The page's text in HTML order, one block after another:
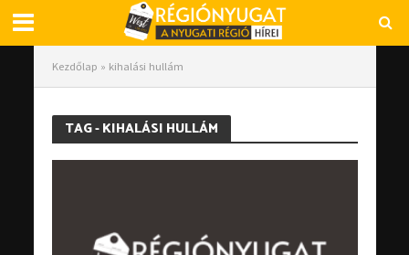
Kezdőlap » kihalási hullám
TAG - KIHALÁSI HULLÁM